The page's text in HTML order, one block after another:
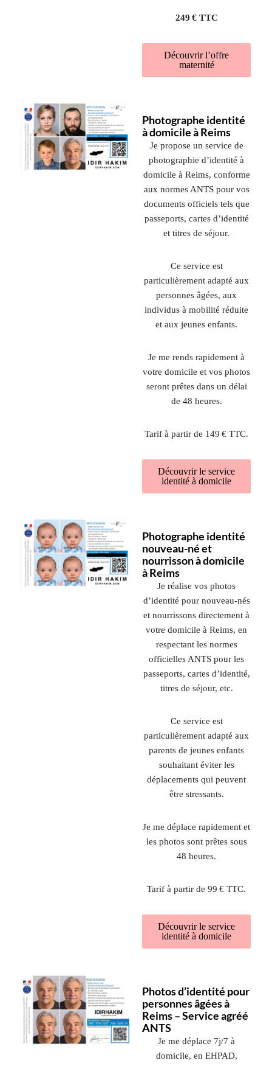
249 € TTC
Découvrir l’offre
maternité
Photographe identité
à domicile à Reims
Je propose un service de
photographie d’identité à
domicile à Reims, conforme
aux normes ANTS pour vos
documents officiels tels que
passeports, cartes d’identité
et titres de séjour.
Ce service est
particulièrement adapté aux
personnes âgées, aux
individus à mobilité réduite
et aux jeunes enfants.
Je me rends rapidement à
votre domicile et vos photos
seront prêtes dans un délai
de 48 heures.
Tarif à partir de 149 € TTC.
Découvrir le service
identité à domicile
Photographe identité
nouveau-né et
nourrisson à domicile
à Reims
Je réalise vos photos
d’identité pour nouveau-nés
et nourrissons directement à
votre domicile à Reims, en
respectant les normes
officielles ANTS pour les
passeports, cartes d’identité,
titres de séjour, etc.
Ce service est
particulièrement adapté aux
parents de jeunes enfants
souhaitant éviter les
déplacements qui peuvent
être stressants.
Je me déplace rapidement et
les photos sont prêtes sous
48 heures.
Tarif à partir de 99 € TTC.
Découvrir le service
identité à domicile
Photos d’identité pour
personnes âgées à
Reims – Service agréé
ANTS
Je me déplace 7j/7 à
domicile, en EHPAD,